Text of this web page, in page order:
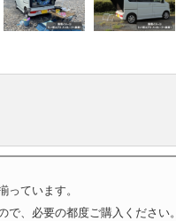
っています。
、必要の都度ご購入ください。